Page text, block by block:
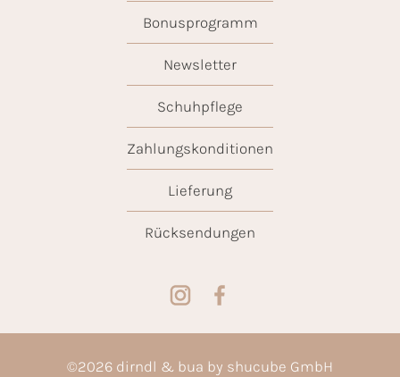
Bonusprogramm
Newsletter
Schuhpflege
Zahlungskonditionen
Lieferung
Rücksendungen
©2026 dirndl & bua by shucube GmbH